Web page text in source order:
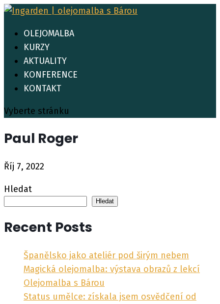
OLEJOMALBA
KURZY
AKTUALITY
KONFERENCE
KONTAKT
Vyberte stránku
Paul Roger
Říj 7, 2022
Hledat
Hledat
Recent Posts
Španělsko jako ateliér pod širým nebem
Magická olejomalba: výstava obrazů z lekcí
Olejomalba s Bárou
Status umělce: získala jsem osvědčení od